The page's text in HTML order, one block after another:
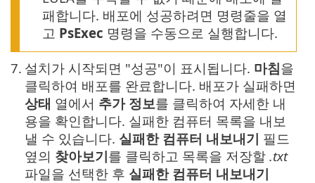
패합니다. 배포에 성공하려면 명령줄을 열
고 PsExec 명령을 수동으로 실행합니다.
7. 설치가 시작되면 "성공"이 표시됩니다. 마침을
클릭하여 배포를 완료합니다. 배포가 실패하면
상태 열에서 추가 정보를 클릭하여 자세한 내
용을 확인합니다. 실패한 컴퓨터 목록을 내보
낼 수 있습니다. 실패한 컴퓨터 내보내기 필드
옆의 찾아보기를 클릭하고 목록을 저장할 .txt
파일을 선택한 후 실패한 컴퓨터 내보내기